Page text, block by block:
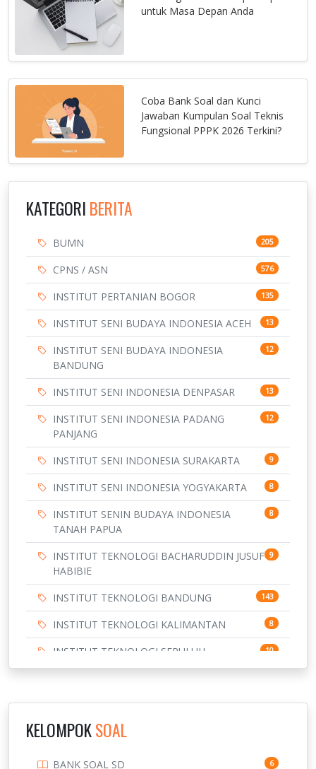
untuk Masa Depan Anda
Coba Bank Soal dan Kunci
Jawaban Kumpulan Soal Teknis
Fungsional PPPK 2026 Terkini?
KATEGORI BERITA
BUMN 205
CPNS / ASN 576
INSTITUT PERTANIAN BOGOR 135
INSTITUT SENI BUDAYA INDONESIA ACEH 13
INSTITUT SENI BUDAYA INDONESIA
BANDUNG
12
INSTITUT SENI INDONESIA DENPASAR 13
INSTITUT SENI INDONESIA PADANG
PANJANG
12
INSTITUT SENI INDONESIA SURAKARTA 9
INSTITUT SENI INDONESIA YOGYAKARTA 8
INSTITUT SENIN BUDAYA INDONESIA
TANAH PAPUA
8
INSTITUT TEKNOLOGI BACHARUDDIN JUSUF
HABIBIE
9
INSTITUT TEKNOLOGI BANDUNG 143
INSTITUT TEKNOLOGI KALIMANTAN 8
INSTITUT TEKNOLOGI SEPULUH
NOVEMBER
10
KELOMPOKSOAL
BANK SOAL SD 6